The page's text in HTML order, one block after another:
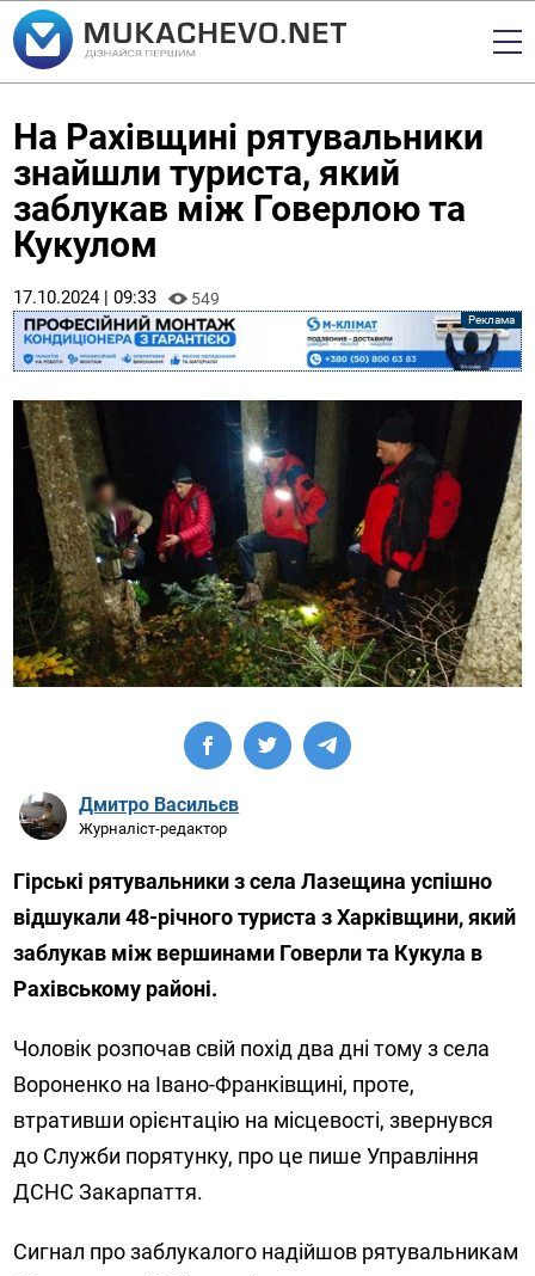
На Рахівщині рятувальники
знайшли туриста, який
заблукав між Говерлою та
Кукулом
17.10.2024 | 09:33 549
Дмитро Васильєв
Журналіст-редактор
Гірські рятувальники з села Лазещина успішно
відшукали 48-річного туриста з Харківщини, який
заблукав між вершинами Говерли та Кукула в
Рахівському районі.
Чоловік розпочав свій похід два дні тому з села
Вороненко на Івано-Франківщині, проте,
втративши орієнтацію на місцевості, звернувся
до Служби порятунку, про це пише Управління
ДСНС Закарпаття.
Сигнал про заблукалого надійшов рятувальникам